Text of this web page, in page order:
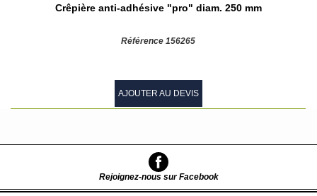
Crêpière anti-adhésive "pro" diam. 250 mm
Référence 156265
AJOUTER AU DEVIS
Rejoignez-nous sur Facebook